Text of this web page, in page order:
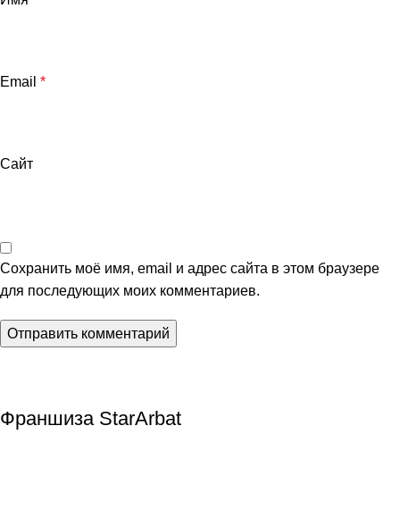
Email *
Сайт
Сохранить моё имя, email и адрес сайта в этом браузере
для последующих моих комментариев.
Франшиза StarArbat